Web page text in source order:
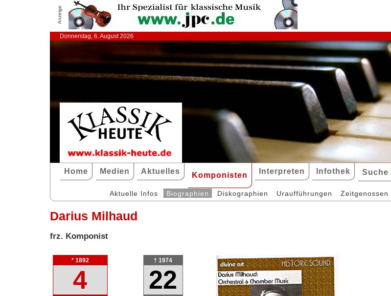
Anzeige
Donnerstag, 6. August 2026
Home Medien Aktuelles Komponisten Interpreten Infothek Suche
Aktuelle Infos Biographien Diskographien Uraufführungen Zeitgenossen
Darius Milhaud
frz. Komponist
* 1892
4
† 1974
22